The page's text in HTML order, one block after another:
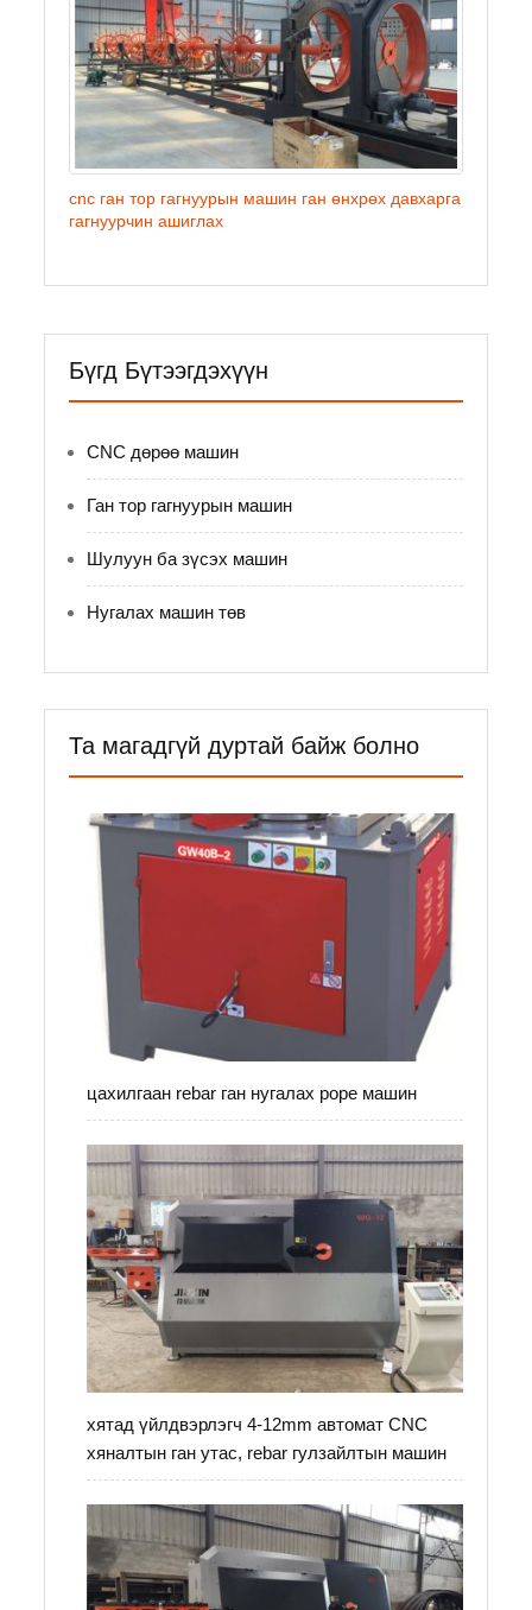
cnc ган тор гагнуурын машин ган өнхрөх давхарга
гагнуурчин ашиглах
Бүгд Бүтээгдэхүүн
CNC дөрөө машин
Ган тор гагнуурын машин
Шулуун ба зүсэх машин
Нугалах машин төв
Та магадгүй дуртай байж болно
цахилгаан rebar ган нугалах pope машин
хятад үйлдвэрлэгч 4-12mm автомат CNC
хяналтын ган утас, rebar гулзайлтын машин